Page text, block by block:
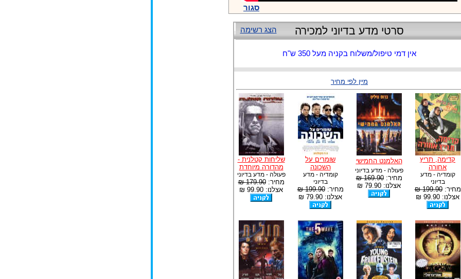
סגור
הצג רשימה סרטי מדע בדיוני למכירה
אין דמי טיפול/משלוח בקניה מעל 350 ש"ח
מיין לפי מחיר
קדימה, תריץ
אחורה
קומדיה - מדע
בדיוני
מחיר:199.90 ₪
אצלנו: 99.90 ₪
האלמנט החמישי
פעולה - מדע בדיוני
מחיר:169.90 ₪
אצלנו: 79.90 ₪
שומרים על
השכונה
קומדיה - מדע
בדיוני
מחיר:199.90 ₪
אצלנו: 79.90 ₪
שליחות קטלנית -
מהדורה מיוחדת
פעולה - מדע בדיוני
מחיר:179.90 ₪
אצלנו: 99.90 ₪